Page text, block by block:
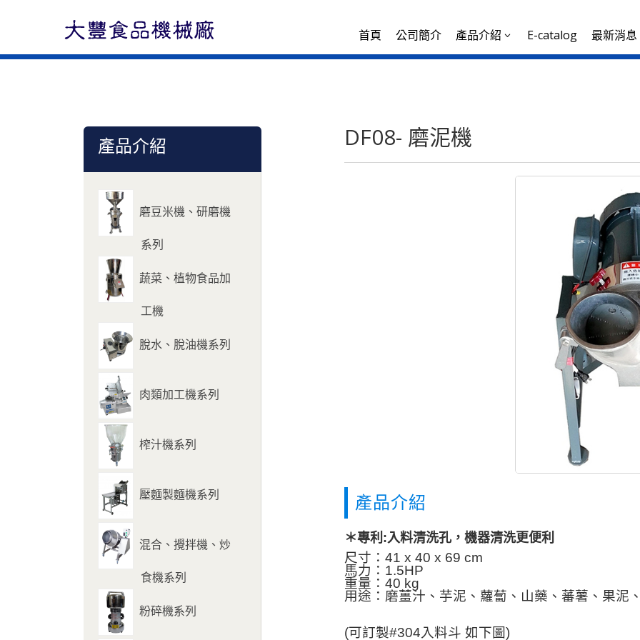
首頁 公司簡介 產品介紹 3 E-catalog 最新消息
產品介紹
磨豆米機、研磨機
系列
蔬菜、植物食品加
工機
脫水、脫油機系列
肉類加工機系列
榨汁機系列
壓麵製麵機系列
混合、攪拌機、炒
食機系列
粉碎機系列
DF08- 磨泥機
產品介紹
＊專利:入料清洗孔，機器清洗更便利
尺寸：41 x 40 x 69 cm
馬力：1.5HP
重量：40 kg
用途：磨薑汁、芋泥、蘿蔔、山藥、蕃薯、果泥
(可訂製#304入料斗 如下圖)